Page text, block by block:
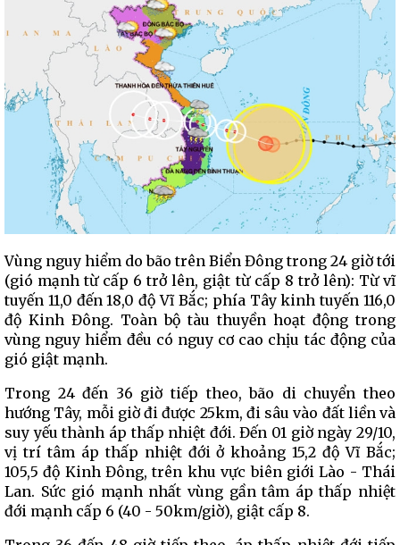
Vùng nguy hiểm do bão trên Biển Đông trong 24 giờ tới
(gió mạnh từ cấp 6 trở lên, giật từ cấp 8 trở lên): Từ vĩ
tuyến 11,0 đến 18,0 độ Vĩ Bắc; phía Tây kinh tuyến 116,0
độ Kinh Đông. Toàn bộ tàu thuyền hoạt động trong
vùng nguy hiểm đều có nguy cơ cao chịu tác động của
gió giật mạnh.
Trong 24 đến 36 giờ tiếp theo, bão di chuyển theo
hướng Tây, mỗi giờ đi được 25km, đi sâu vào đất liền và
suy yếu thành áp thấp nhiệt đới. Đến 01 giờ ngày 29/10,
vị trí tâm áp thấp nhiệt đới ở khoảng 15,2 độ Vĩ Bắc;
105,5 độ Kinh Đông, trên khu vực biên giới Lào - Thái
Lan. Sức gió mạnh nhất vùng gần tâm áp thấp nhiệt
đới mạnh cấp 6 (40 - 50km/giờ), giật cấp 8.